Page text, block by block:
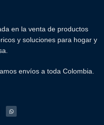
en la venta de productos
y soluciones para hogar y
envíos a toda Colombia.